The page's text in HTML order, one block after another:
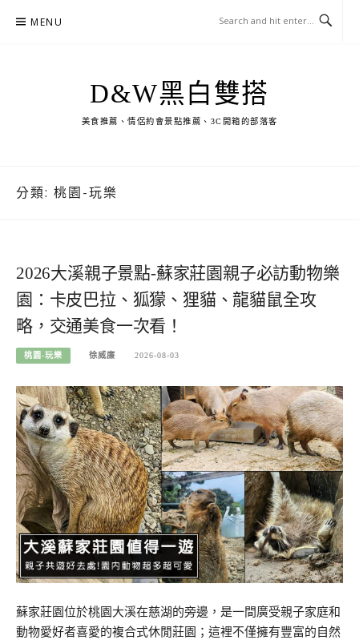
MENU
D&W黑白雙搭
美食推薦、情侶約會景點推薦、3C開箱的部落客
分類: 桃園-玩樂
2026大溪親子景點-蘇家莊園親子必訪動物樂
園：卡皮巴拉、狐獴、狸貓、龍貓鼠全攻
略，交通美食一次看！
桃園-玩樂 徐威廉 2026-08-03
蘇家莊園位於桃園大溪在慈湖的旁邊，是一間廣受親子家庭和
動物愛好者喜愛的複合式休閒莊園；這裡不僅擁有豐富的自然